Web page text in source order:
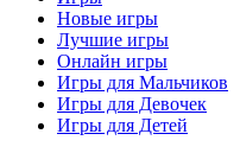
Новые игры
Лучшие игры
Онлайн игры
Игры для Мальчиков
Игры для Девочек
Игры для Детей